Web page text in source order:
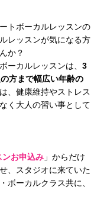
トボーカルレッスンの
レッスンが気になる方
か？
ーカルレッスンは、 3
方まで幅広い年齢の
、健康維持やストレス
く大人の習い事として
ンお申込み 」からだけ
、スタジオに来ていた
ボーカルクラス共に、